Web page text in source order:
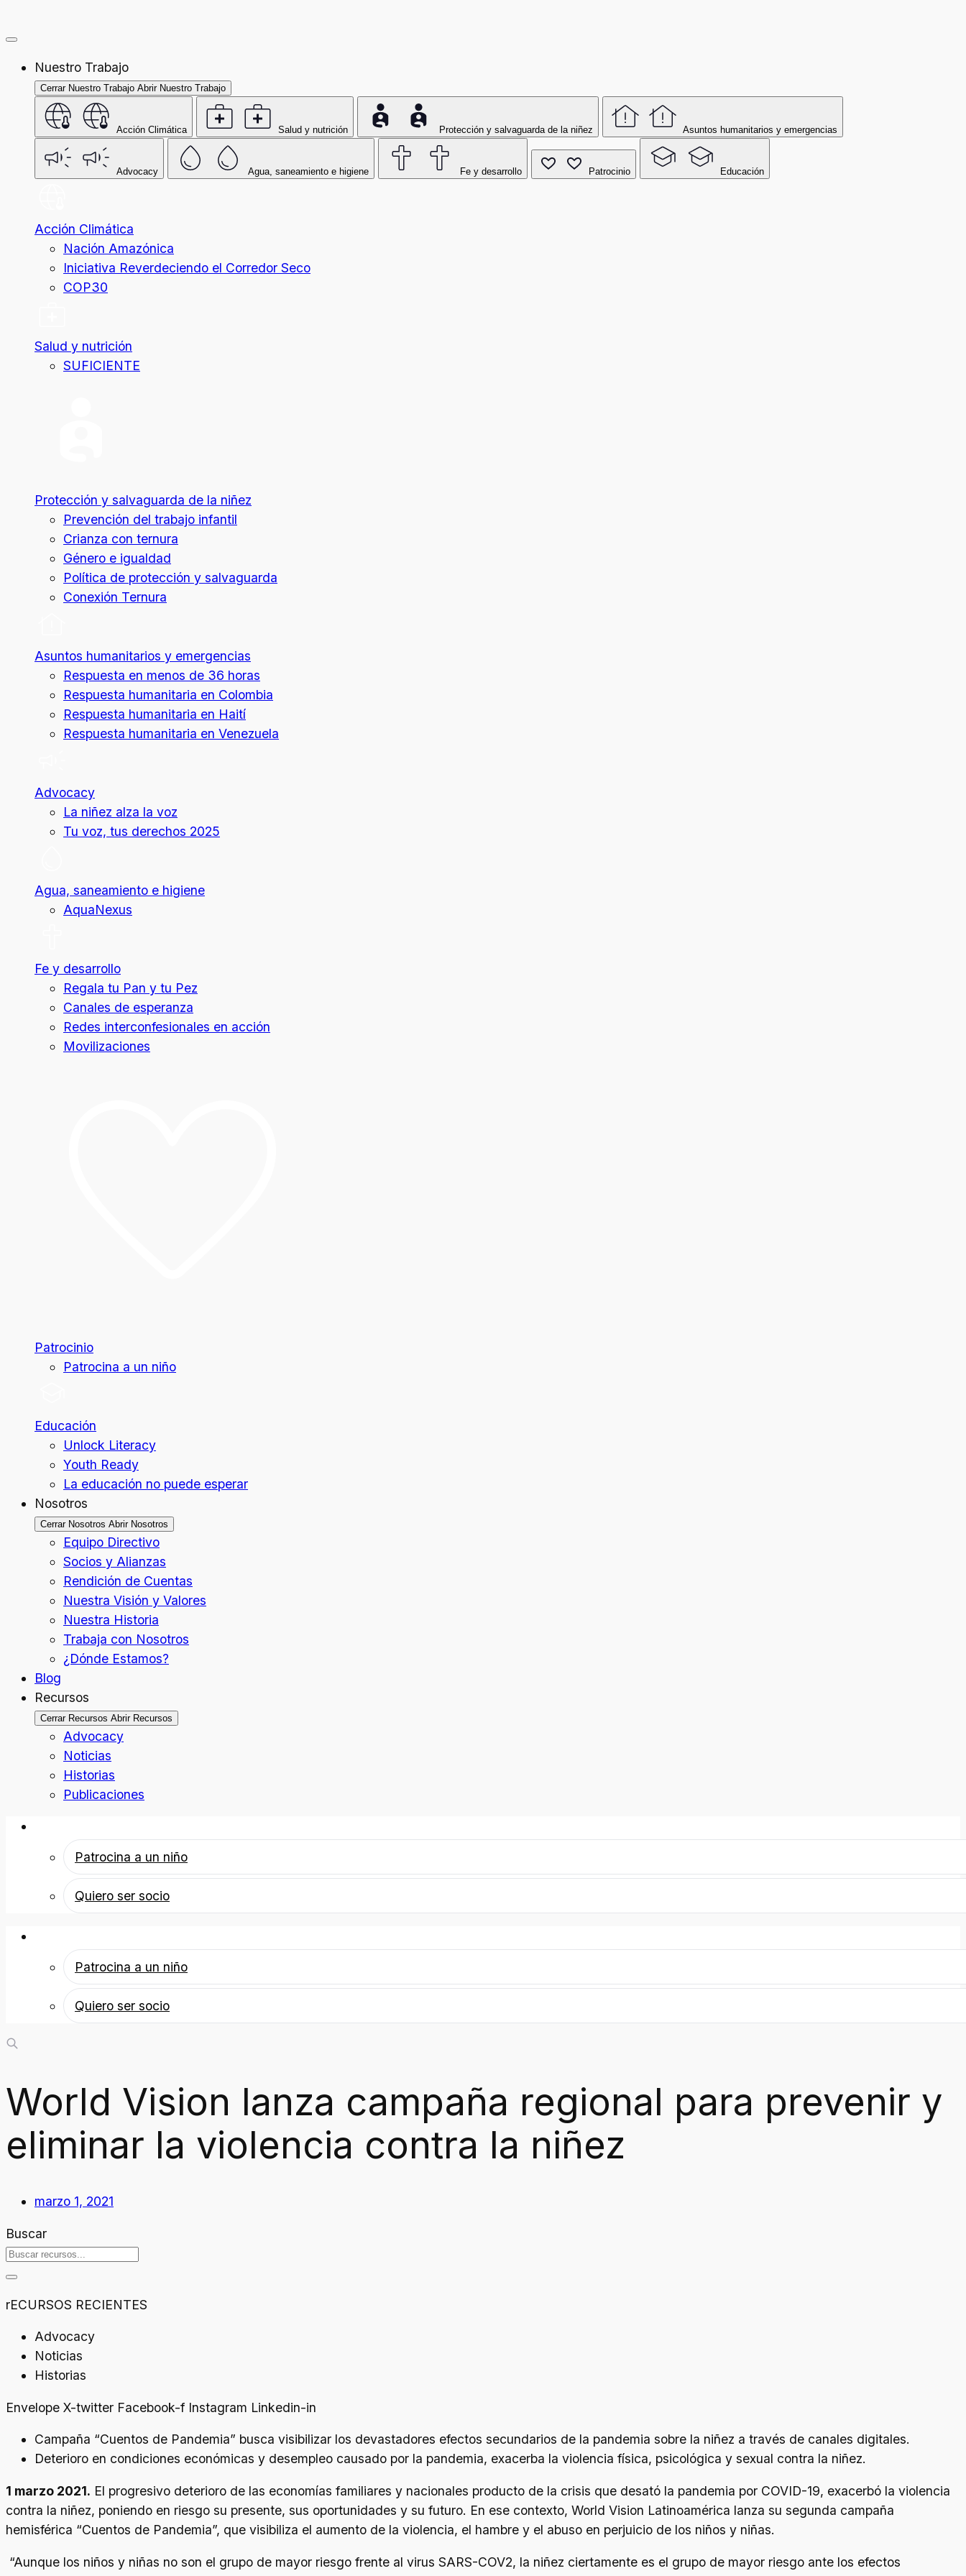
Nuestro Trabajo
Cerrar Nuestro Trabajo Abrir Nuestro Trabajo
Acción Climática Salud y nutrición Protección y salvaguarda de la niñez Asuntos humanitarios y emergencias
Advocacy Agua, saneamiento e higiene Fe y desarrollo Patrocinio Educación
Acción Climática
Nación Amazónica
Iniciativa Reverdeciendo el Corredor Seco
COP30
Salud y nutrición
SUFICIENTE
Protección y salvaguarda de la niñez
Prevención del trabajo infantil
Crianza con ternura
Género e igualdad
Política de protección y salvaguarda
Conexión Ternura
Asuntos humanitarios y emergencias
Respuesta en menos de 36 horas
Respuesta humanitaria en Colombia
Respuesta humanitaria en Haití
Respuesta humanitaria en Venezuela
Advocacy
La niñez alza la voz
Tu voz, tus derechos 2025
Agua, saneamiento e higiene
AquaNexus
Fe y desarrollo
Regala tu Pan y tu Pez
Canales de esperanza
Redes interconfesionales en acción
Movilizaciones
Patrocinio
Patrocina a un niño
Educación
Unlock Literacy
Youth Ready
La educación no puede esperar
Nosotros
Cerrar Nosotros Abrir Nosotros
Equipo Directivo
Socios y Alianzas
Rendición de Cuentas
Nuestra Visión y Valores
Nuestra Historia
Trabaja con Nosotros
¿Dónde Estamos?
Blog
Recursos
Cerrar Recursos Abrir Recursos
Advocacy
Noticias
Historias
Publicaciones
Patrocina a un niño
Quiero ser socio
Patrocina a un niño
Quiero ser socio
World Vision lanza campaña regional para prevenir y
eliminar la violencia contra la niñez
marzo 1, 2021
Buscar
rECURSOS RECIENTES
Advocacy
Noticias
Historias
Envelope X-twitter Facebook-f Instagram Linkedin-in
Campaña “Cuentos de Pandemia” busca visibilizar los devastadores efectos secundarios de la pandemia sobre la niñez a través de canales digitales.
Deterioro en condiciones económicas y desempleo causado por la pandemia, exacerba la violencia física, psicológica y sexual contra la niñez.
1 marzo 2021. El progresivo deterioro de las economías familiares y nacionales producto de la crisis que desató la pandemia por COVID-19, exacerbó la violencia
contra la niñez, poniendo en riesgo su presente, sus oportunidades y su futuro. En ese contexto, World Vision Latinoamérica lanza su segunda campaña
hemisférica “Cuentos de Pandemia”, que visibiliza el aumento de la violencia, el hambre y el abuso en perjuicio de los niños y niñas.
“Aunque los niños y niñas no son el grupo de mayor riesgo frente al virus SARS-COV2, la niñez ciertamente es el grupo de mayor riesgo ante los efectos